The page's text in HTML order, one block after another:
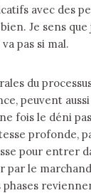
avec des
Je sens que
pas si mal.
du
peuvent
fois le déni
profonde,
pour entrer
par le
phases